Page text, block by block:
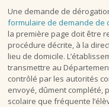
Une demande de
formulaire de demande de
la première page doit être
procédure décrite, à la
lieu de domicile.
transmettre au
contrôlé par les autorités
envoyé, dûment complété,
scolaire que fréquente